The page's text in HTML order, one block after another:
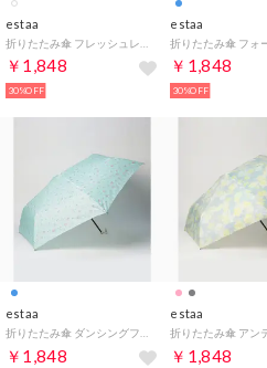
estaa
￥1,848
30%OFF
estaa
￥1,848
30%OFF
estaa
￥1,848
estaa
￥1,848